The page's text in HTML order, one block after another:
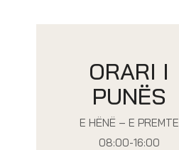
ORARI I
PUNËS
E HËNË – E PREMTE
08:00-16:00